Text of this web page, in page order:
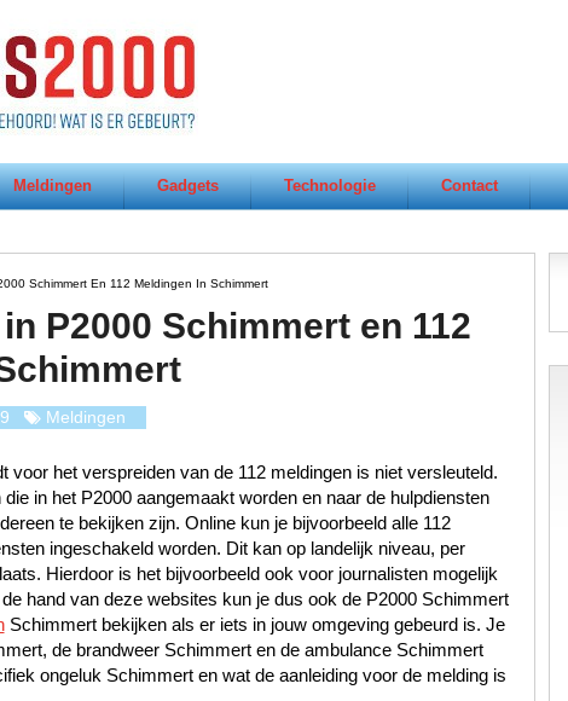
Meldingen Gadgets Technologie Contact
Schimmert En 112 Meldingen In Schimmert
P2000 Schimmert en 112
Meldingen
voor het verspreiden van de 112 meldingen is niet versleuteld.
in het P2000 aangemaakt worden en naar de hulpdiensten
te bekijken zijn. Online kun je bijvoorbeeld alle 112
ingeschakeld worden. Dit kan op landelijk niveau, per
Hierdoor is het bijvoorbeeld ook voor journalisten mogelijk
hand van deze websites kun je dus ook de P2000 Schimmert
Schimmert bekijken als er iets in jouw omgeving gebeurd is. Je
de brandweer Schimmert en de ambulance Schimmert
ongeluk Schimmert en wat de aanleiding voor de melding is